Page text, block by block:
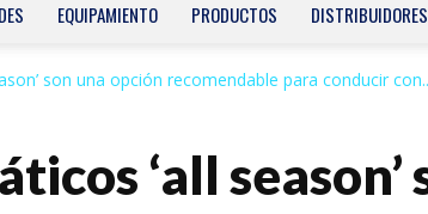
EQUIPAMIENTO PRODUCTOS DISTRIBUIDORES
son una opción recomendable para conducir
‘all season’